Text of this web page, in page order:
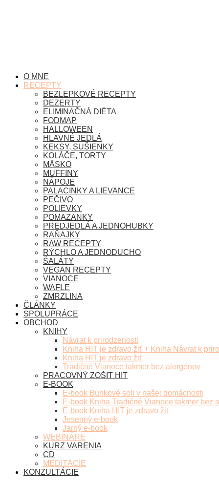
O MNE
RECEPTY
BEZLEPKOVÉ RECEPTY
DEZERTY
ELIMINAČNÁ DIÉTA
FODMAP
HALLOWEEN
HLAVNÉ JEDLÁ
KEKSY, SUŠIENKY
KOLÁČE, TORTY
MÄSKO
MUFFINY
NÁPOJE
PALACINKY A LIEVANCE
PEČIVO
POLIEVKY
POMAZANKY
PREDJEDLÁ A JEDNOHUBKY
RAŇAJKY
RAW RECEPTY
RÝCHLO A JEDNODUCHO
ŠALÁTY
VEGAN RECEPTY
VIANOCE
WAFLE
ZMRZLINA
ČLÁNKY
SPOLUPRÁCE
OBCHOD
KNIHY
Návrat k prirodzenosti
Kniha HIT je zdravo žiť + Kniha Návrat k
Kniha HIT je zdravo žiť
Tradičné Vianoce takmer bez alergénov
PRACOVNÝ ZOŠIT HIT
E-BOOK
E-book Bunkové soli v našej domácnosti
E-book Kniha Tradičné Vianoce takmer bez
E-book Kniha HIT je zdravo žiť
Jesenný e-book
Jarný e-book
WEBINÁRE
KURZ VARENIA
CD
MEDITÁCIE
KONZULTÁCIE